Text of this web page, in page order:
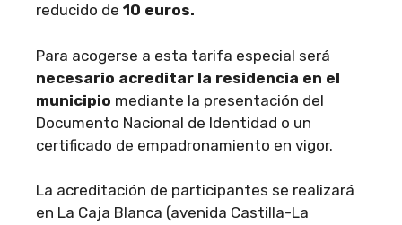
reducido de 10 euros.
Para acogerse a esta tarifa especial será
necesario acreditar la residencia en el
municipio mediante la presentación del
Documento Nacional de Identidad o un
certificado de empadronamiento en vigor.
La acreditación de participantes se realizará
en La Caja Blanca (avenida Castilla-La